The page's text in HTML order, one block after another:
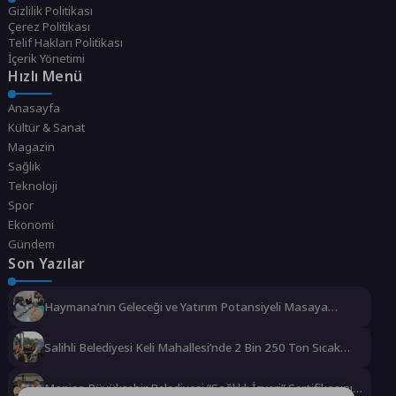
Gizlilik Politikası
Çerez Politikası
Telif Hakları Politikası
İçerik Yönetimi
Hızlı Menü
Anasayfa
Kültür & Sanat
Magazin
Sağlık
Teknoloji
Spor
Ekonomi
Gündem
Son Yazılar
Haymana’nın Geleceği ve Yatırım Potansiyeli Masaya
Salihli Belediyesi Keli Mahallesi’nde 2 Bin 250 Ton Sıcak
Manisa Büyükşehir Belediyesi “Sağlıklı İşyeri” Sertifikasını